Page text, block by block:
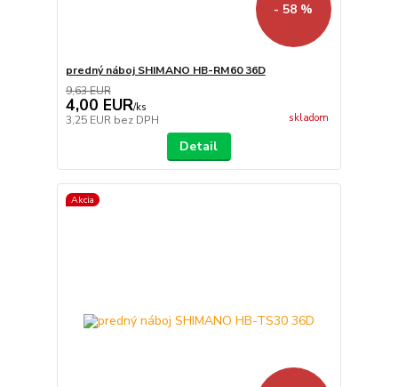
- 58 %
predný náboj SHIMANO HB-RM60 36D
9,63 EUR
4,00 EUR/ks
3,25 EUR bez DPH skladom
Detail
Akcia